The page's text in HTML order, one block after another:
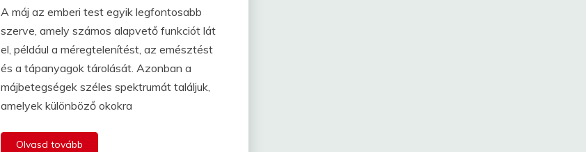
A máj az emberi test egyik legfontosabb
szerve, amely számos alapvető funkciót lát
el, például a méregtelenítést, az emésztést
és a tápanyagok tárolását. Azonban a
májbetegségek széles spektrumát találjuk,
amelyek különböző okokra
Olvasd tovább